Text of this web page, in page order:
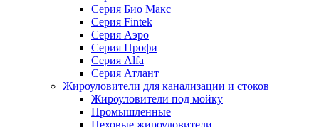
Серия Био Макс
Серия Fintek
Серия Аэро
Серия Профи
Серия Alfa
Серия Атлант
Жироуловители для канализации и стоков
Жироуловители под мойку
Промышленные
Цеховые жироуловители